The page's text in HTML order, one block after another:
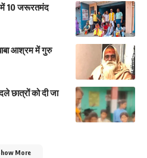
में 10 जरूरतमंद
आश्रम में गुरु
छात्रों को दी जा
More